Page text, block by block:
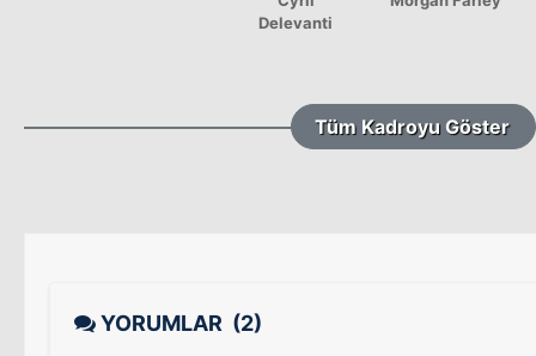
Delevanti
Tüm Kadroyu Göster
YORUMLAR (2)